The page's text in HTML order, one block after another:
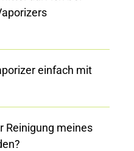
einfach mit
Reinigung meines